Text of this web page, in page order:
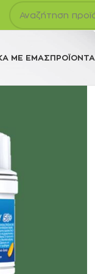
ΜΕ ΕΜΆΣΠΡΟΪΌΝΤΑ